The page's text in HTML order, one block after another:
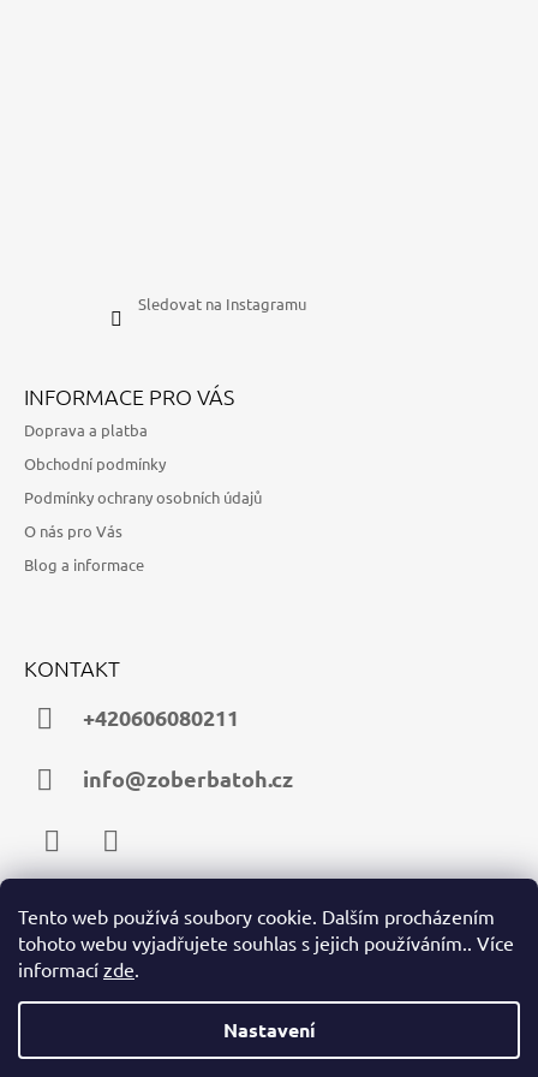
Tento web používá soubory cookie. Dalším procházením
tohoto webu vyjadřujete souhlas s jejich používáním.. Více
informací zde.
Nastavení
Sledovat na Instagramu
INFORMACE PRO VÁS
Doprava a platba
Obchodní podmínky
Podmínky ochrany osobních údajů
O nás pro Vás
Blog a informace
KONTAKT
+420606080211
info@zoberbatoh.cz
FacebookInstagram
PŘIJÍMÁME ONLINE PLATBY